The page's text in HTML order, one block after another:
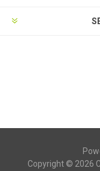
Copyright © 2026